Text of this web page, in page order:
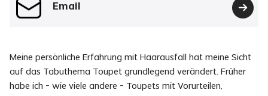
Email
Meine persönliche Erfahrung mit Haarausfall hat meine Sicht
auf das Tabuthema Toupet grundlegend verändert. Früher
habe ich – wie viele andere – Toupets mit Vorurteilen,